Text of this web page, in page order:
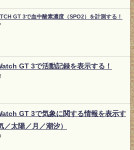
GT 3で血中酸素濃度（SPO2）を計測する！
GT 3で活動記録を表示する！
GT 3で気象に関する情報を表示す
／太陽／月／潮汐）